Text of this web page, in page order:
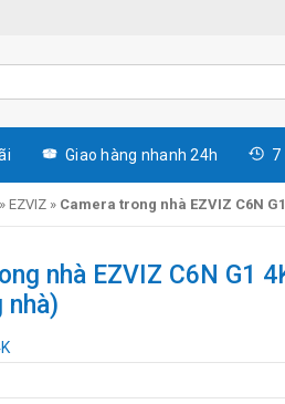
Giao hàng nhanh 24h 7
» EZVIZ » Camera trong nhà EZVIZ C6N
nhà EZVIZ C6N G1
nhà)